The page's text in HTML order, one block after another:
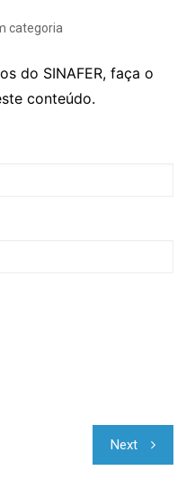
categoria
do SINAFER, faça o
conteúdo.
Next